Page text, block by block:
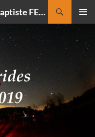
CIELMANIA : le blog de Jean-Baptiste FELDMANN, photographe du ciel
MENU